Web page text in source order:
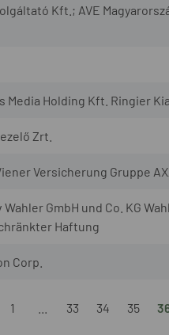
Kft.; AVE
Holding Kft. Ringier
Zrt.
Versicherung Gruppe
GmbH und Co. KG
Haftung
Corp.
1 33 34 35